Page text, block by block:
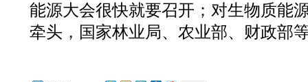
能源大会很快就要召开；对生物质能
牵头，国家林业局、农业部、财政部